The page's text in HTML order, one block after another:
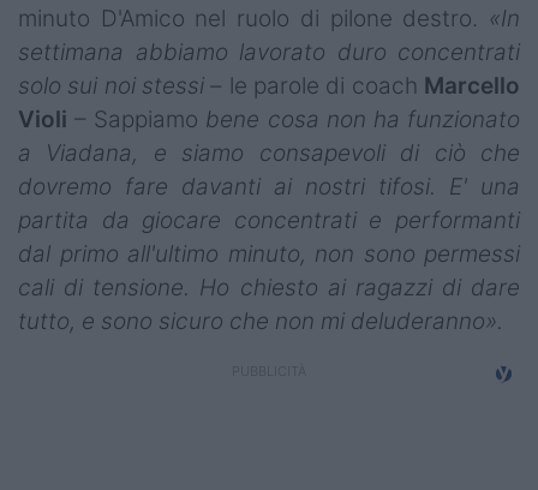
minuto D'Amico nel ruolo di pilone destro. «In
settimana abbiamo lavorato duro concentrati
solo sui noi stessi– le parole di coach Marcello
Violi – Sappiamo bene cosa non ha funzionato
a Viadana, e siamo consapevoli di ciò che
dovremo fare davanti ai nostri tifosi. E' una
partita da giocare concentrati e performanti
dal primo all'ultimo minuto, non sono permessi
cali di tensione. Ho chiesto ai ragazzi di dare
tutto, e sono sicuro che non mi deluderanno».